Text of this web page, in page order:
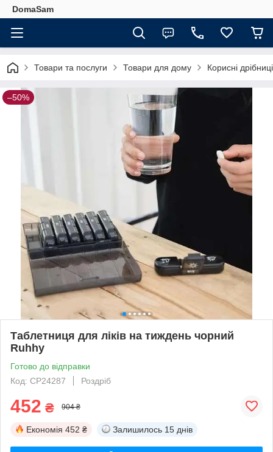
DomaSam
Товари та послуги Товари для дому Корисні
–50%
Таблетниця для ліків на тиждень чорний
Ruhhy
Готово до відправки
Код: СР24287
Роздріб
452 ₴ 904 ₴
Економія 452 ₴ Залишилось 15 днів